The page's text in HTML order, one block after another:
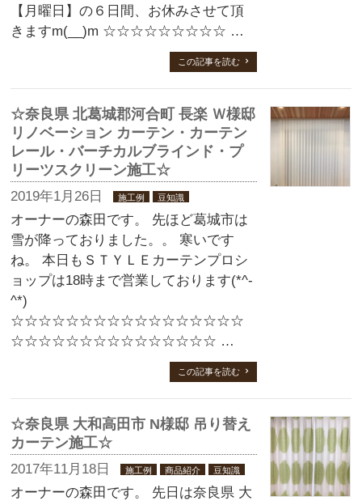
【月曜日】の６日間、お休みさせて頂
きますm(__)m ☆☆☆☆☆☆☆☆☆ …
この記事を読む
☆奈良県 北葛城郡河合町 長楽 Ｗ様邸
リノベーション カーテン・カーテン
レール・バーチカルブラインド・プ
リーツスクリーン施工☆
2019年1月26日 施工例 豆知識
オーナーの森田です。 先ほど葛城市は
雪が降っておりました。。 寒いです
ね。 本日もＳＴＹＬＥカーテンプロシ
ョップは18時まで営業しております(*^-
^*)
☆☆☆☆☆☆☆☆☆☆☆☆☆☆☆☆☆
☆☆☆☆☆☆☆☆☆☆☆☆☆☆☆ …
この記事を読む
☆奈良県 大和高田市 N様邸 吊り替え
カーテン施工☆
2017年11月18日 施工例 商品紹介 豆知識
オーナーの森田です。 先日は奈良県 大